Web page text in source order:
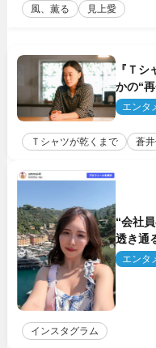
風、薫る 見上愛
『Ｔシ
かの“
した!!
エンタ
Ｔシャツが乾くまで 蒼
“会社
透き通
響エンタ
インスタグラム